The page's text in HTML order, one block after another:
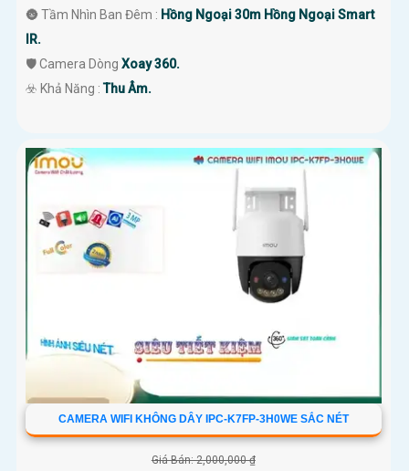
🌚 Tầm Nhìn Ban Đêm : Hồng Ngoại 30m Hồng Ngoại Smart
IR.
🛡 Camera Dòng Xoay 360.
️☣️ Khả Năng :Thu Âm.
CAMERA WIFI KHÔNG DÂY IPC-K7FP-3H0WE SẮC NÉT
Giá Bán: 2,000,000 ₫